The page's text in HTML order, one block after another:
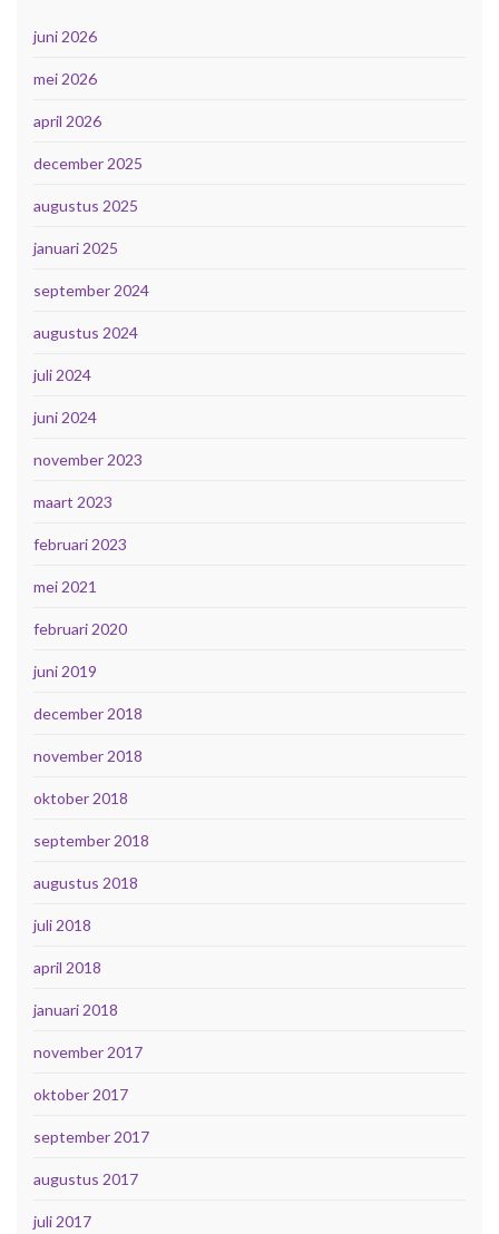
juni 2026
mei 2026
april 2026
december 2025
augustus 2025
januari 2025
september 2024
augustus 2024
juli 2024
juni 2024
november 2023
maart 2023
februari 2023
mei 2021
februari 2020
juni 2019
december 2018
november 2018
oktober 2018
september 2018
augustus 2018
juli 2018
april 2018
januari 2018
november 2017
oktober 2017
september 2017
augustus 2017
juli 2017